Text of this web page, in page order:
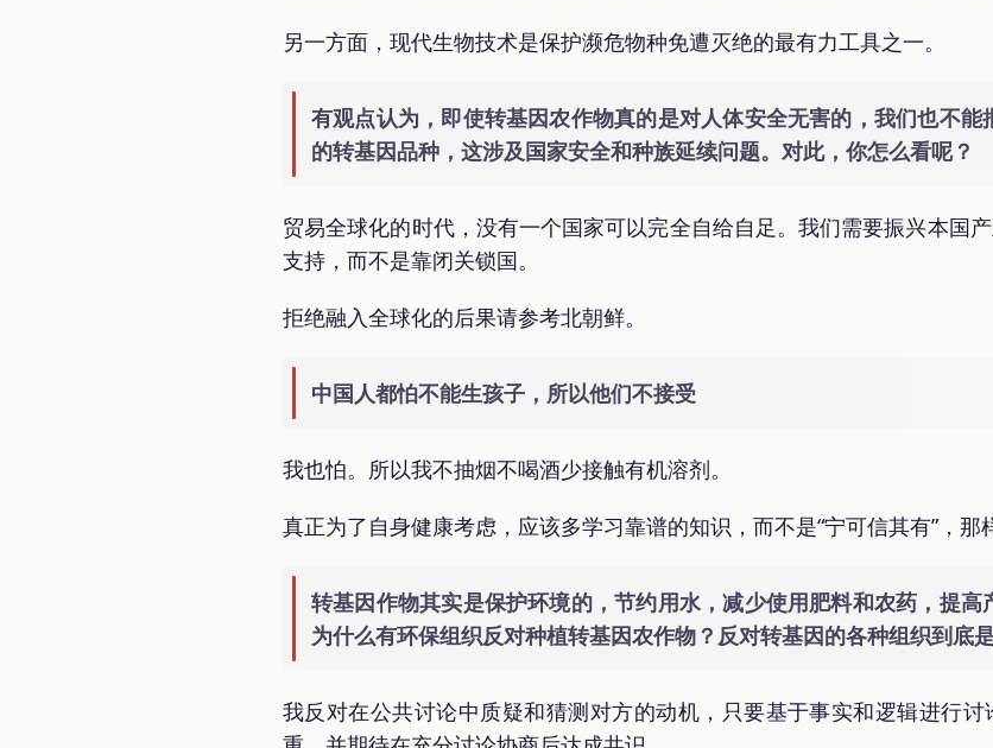
另一方面，现代生物技术是保护濒危物种免遭灭绝的最有力工具之一。
有观点认为，即使转基因农作物真的是对人体安全无害的，我们也不能
的转基因品种，这涉及国家安全和种族延续问题。对此，你怎么看呢？
贸易全球化的时代，没有一个国家可以完全自给自足。我们需要振兴本国
支持，而不是靠闭关锁国。
拒绝融入全球化的后果请参考北朝鲜。
中国人都怕不能生孩子，所以他们不接受
我也怕。所以我不抽烟不喝酒少接触有机溶剂。
真正为了自身健康考虑，应该多学习靠谱的知识，而不是“宁可信其有”，那
转基因作物其实是保护环境的，节约用水，减少使用肥料和农药，提
为什么有环保组织反对种植转基因农作物？反对转基因的各种组织到底
我反对在公共讨论中质疑和猜测对方的动机，只要基于事实和逻辑进行